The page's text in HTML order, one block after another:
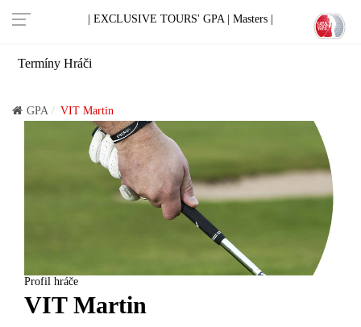
| EXCLUSIVE TOURS' GPA | Masters |
Termíny Hráči
GPA VIT Martin
Profil hráče
VIT Martin